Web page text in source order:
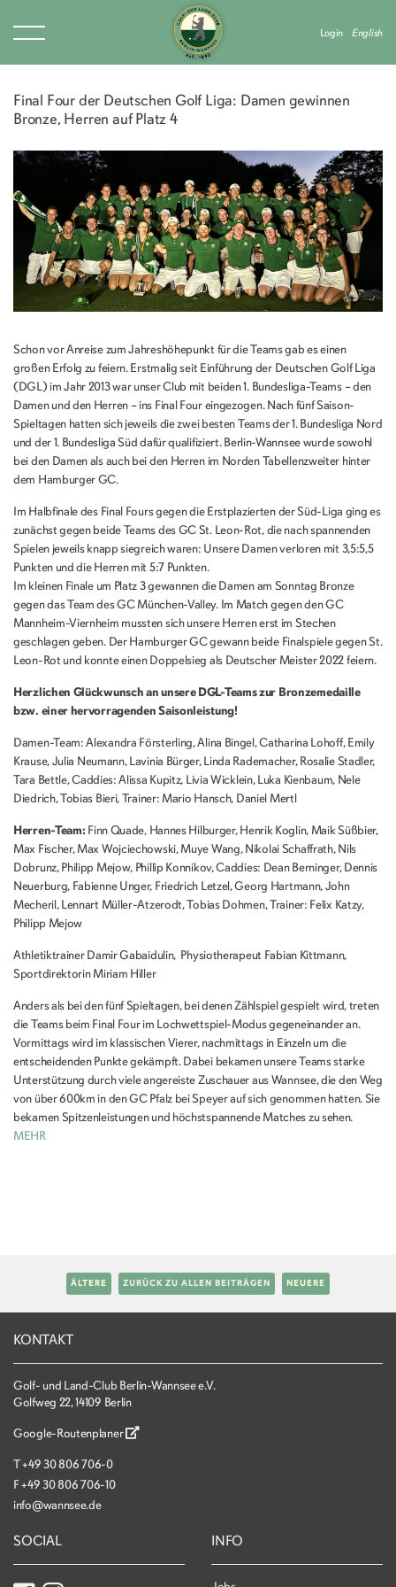
Login English
Final Four der Deutschen Golf Liga: Damen gewinnen
Bronze, Herren auf Platz 4
Schon vor Anreise zum Jahreshöhepunkt für die Teams gab es einen
großen Erfolg zu feiern. Erstmalig seit Einführung der Deutschen Golf Liga
(DGL) im Jahr 2013 war unser Club mit beiden 1. Bundesliga-Teams – den
Damen und den Herren – ins Final Four eingezogen. Nach fünf Saison-
Spieltagen hatten sich jeweils die zwei besten Teams der 1. Bundesliga Nord
und der 1. Bundesliga Süd dafür qualifiziert. Berlin-Wannsee wurde sowohl
bei den Damen als auch bei den Herren im Norden Tabellenzweiter hinter
dem Hamburger GC.
Im Halbfinale des Final Fours gegen die Erstplazierten der Süd-Liga ging es
zunächst gegen beide Teams des GC St. Leon-Rot, die nach spannenden
Spielen jeweils knapp siegreich waren: Unsere Damen verloren mit 3,5:5,5
Punkten und die Herren mit 5:7 Punkten.
Im kleinen Finale um Platz 3 gewannen die Damen am Sonntag Bronze
gegen das Team des GC München-Valley. Im Match gegen den GC
Mannheim-Viernheim mussten sich unsere Herren erst im Stechen
geschlagen geben. Der Hamburger GC gewann beide Finalspiele gegen St.
Leon-Rot und konnte einen Doppelsieg als Deutscher Meister 2022 feiern.
Herzlichen Glückwunsch an unsere DGL-Teams zur Bronzemedaille
bzw. einer hervorragenden Saisonleistung!
Damen-Team: Alexandra Försterling, Alina Bingel, Catharina Lohoff, Emily
Krause, Julia Neumann, Lavinia Bürger, Linda Rademacher, Rosalie Stadler,
Tara Bettle, Caddies: Alissa Kupitz, Livia Wicklein, Luka Kienbaum, Nele
Diedrich, Tobias Bieri, Trainer: Mario Hansch, Daniel Mertl
Herren-Team: Finn Quade, Hannes Hilburger, Henrik Koglin, Maik Süßbier,
Max Fischer, Max Wojciechowski, Muye Wang, Nikolai Schaffrath, Nils
Dobrunz, Philipp Mejow, Phillip Konnikov, Caddies: Dean Berninger, Dennis
Neuerburg, Fabienne Unger, Friedrich Letzel, Georg Hartmann, John
Mecheril, Lennart Müller-Atzerodt, Tobias Dohmen, Trainer: Felix Katzy,
Philipp Mejow
Athletiktrainer Damir Gabaidulin, Physiotherapeut Fabian Kittmann,
Sportdirektorin Miriam Hiller
Anders als bei den fünf Spieltagen, bei denen Zählspiel gespielt wird, treten
die Teams beim Final Four im Lochwettspiel-Modus gegeneinander an.
Vormittags wird im klassischen Vierer, nachmittags in Einzeln um die
entscheidenden Punkte gekämpft. Dabei bekamen unsere Teams starke
Unterstützung durch viele angereiste Zuschauer aus Wannsee, die den Weg
von über 600km in den GC Pfalz bei Speyer auf sich genommen hatten. Sie
bekamen Spitzenleistungen und höchstspannende Matches zu sehen.
MEHR
ÄLTERE ZURÜCK ZU ALLEN BEITRÄGEN NEUERE
KONTAKT
Golf- und Land-Club Berlin-Wannsee e.V.
Golfweg 22, 14109 Berlin
Google-Routenplaner
T+49 30 806 706-0
F+49 30 806 706-10
info@wannsee.de
SOCIAL INFO